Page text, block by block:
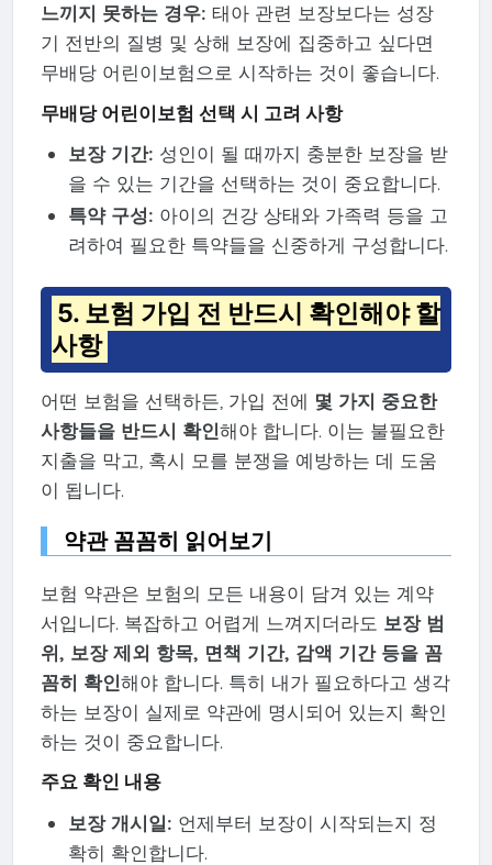
느끼지 못하는 경우: 태아 관련 보장보다는 성장
기 전반의 질병 및 상해 보장에 집중하고 싶다면
무배당 어린이보험으로 시작하는 것이 좋습니다.
무배당 어린이보험 선택 시 고려 사항
보장 기간: 성인이 될 때까지 충분한 보장을 받
을 수 있는 기간을 선택하는 것이 중요합니다.
특약 구성: 아이의 건강 상태와 가족력 등을 고
려하여 필요한 특약들을 신중하게 구성합니다.
5. 보험 가입 전 반드시 확인해야 할
사항
어떤 보험을 선택하든, 가입 전에 몇 가지 중요한
사항들을 반드시 확인해야 합니다. 이는 불필요한
지출을 막고, 혹시 모를 분쟁을 예방하는 데 도움
이 됩니다.
약관 꼼꼼히 읽어보기
보험 약관은 보험의 모든 내용이 담겨 있는 계약
서입니다. 복잡하고 어렵게 느껴지더라도 보장 범
위, 보장 제외 항목, 면책 기간, 감액 기간 등을 꼼
꼼히 확인해야 합니다. 특히 내가 필요하다고 생각
하는 보장이 실제로 약관에 명시되어 있는지 확인
하는 것이 중요합니다.
주요 확인 내용
보장 개시일: 언제부터 보장이 시작되는지 정
확히 확인합니다.